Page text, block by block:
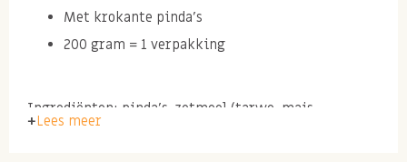
Met krokante pinda's
200 gram = 1 verpakking
Ingrediënten: pinda's, zetmeel (tarwe, mais,
Lees meer